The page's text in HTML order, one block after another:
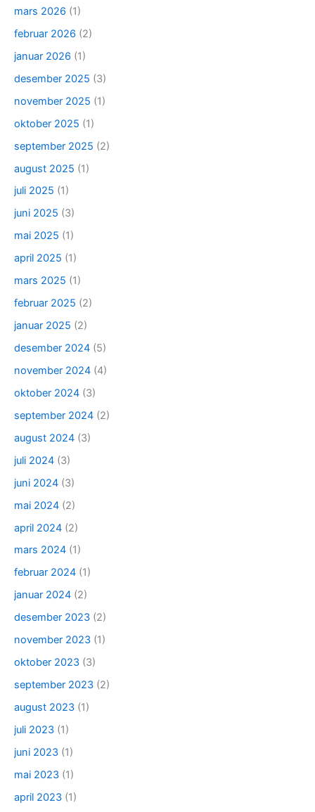
mars 2026 (1)
februar 2026 (2)
januar 2026 (1)
desember 2025 (3)
november 2025 (1)
oktober 2025 (1)
september 2025 (2)
august 2025 (1)
juli 2025 (1)
juni 2025 (3)
mai 2025 (1)
april 2025 (1)
mars 2025 (1)
februar 2025 (2)
januar 2025 (2)
desember 2024 (5)
november 2024 (4)
oktober 2024 (3)
september 2024 (2)
august 2024 (3)
juli 2024 (3)
juni 2024 (3)
mai 2024 (2)
april 2024 (2)
mars 2024 (1)
februar 2024 (1)
januar 2024 (2)
desember 2023 (2)
november 2023 (1)
oktober 2023 (3)
september 2023 (2)
august 2023 (1)
juli 2023 (1)
juni 2023 (1)
mai 2023 (1)
april 2023 (1)